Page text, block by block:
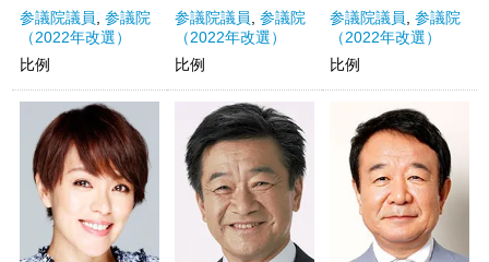
参議院議員
,参議院
（2022年改選）
比例
参議院議員
,参議院
（2022年改選）
比例
参議院議員
参議院
（2022年改選）
比例